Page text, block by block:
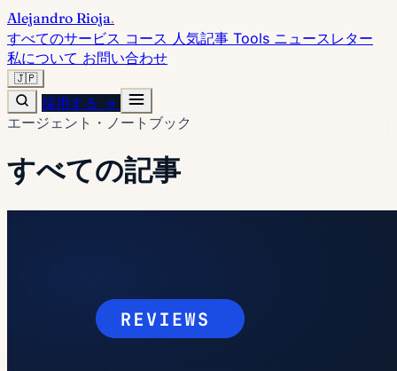
Alejandro Rioja.
すべてのサービス コース 人気記事 Tools ニュースレター
私について お問い合わせ
🇯🇵
採用する →
エージェント・ノートブック
すべての記事